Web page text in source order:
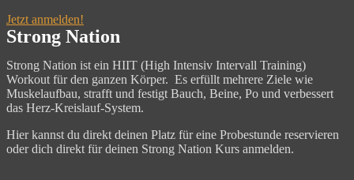
Jetzt anmelden!
Strong Nation
Strong Nation ist ein HIIT (High Intensiv Intervall Training)
Workout für den ganzen Körper. Es erfüllt mehrere Ziele wie
Muskelaufbau, strafft und festigt Bauch, Beine, Po und verbessert
das Herz-Kreislauf-System.
Hier kannst du direkt deinen Platz für eine Probestunde reservieren
oder dich direkt für deinen Strong Nation Kurs anmelden.